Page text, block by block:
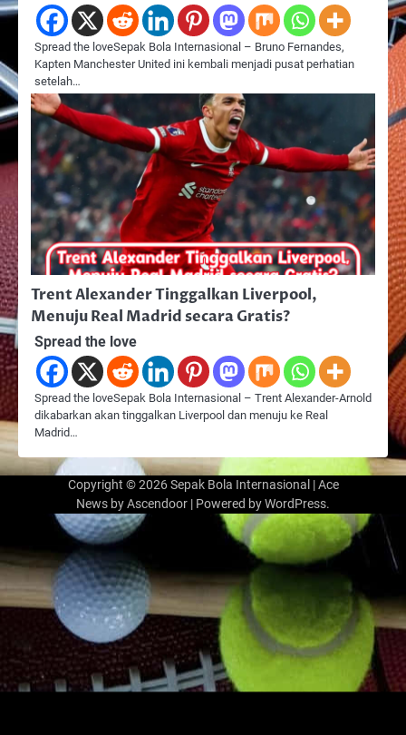
Spread the loveSepak Bola Internasional – Bruno Fernandes,
Kapten Manchester United ini kembali menjadi pusat perhatian
setelah…
Trent Alexander Tinggalkan Liverpool,
Menuju Real Madrid secara Gratis?
Spread the love
Spread the loveSepak Bola Internasional – Trent Alexander-Arnold
dikabarkan akan tinggalkan Liverpool dan menuju ke Real
Madrid…
Copyright © 2026Sepak Bola Internasional | Ace
News byAscendoor | Powered byWordPress.